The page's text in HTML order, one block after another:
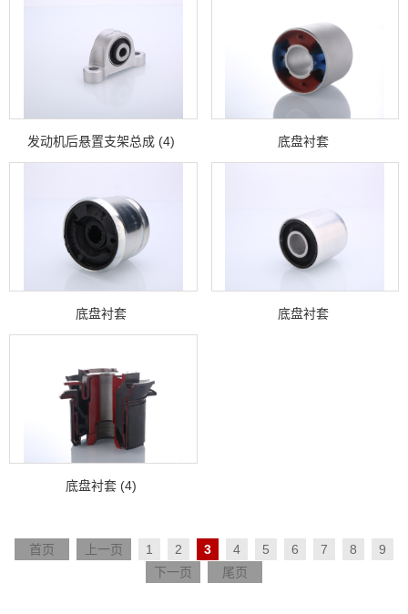
发动机后悬置支架总成 (4) 底盘衬套
底盘衬套 底盘衬套
底盘衬套 (4)
首页 上一页 1 2 3 4 5 6 7 8
9
下一页
尾页